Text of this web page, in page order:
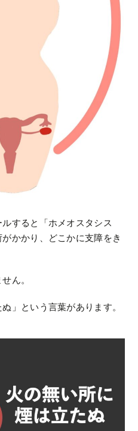
すると「ホメオスタシス
かかり、どこかに支障をき
ん。
」という言葉があります。